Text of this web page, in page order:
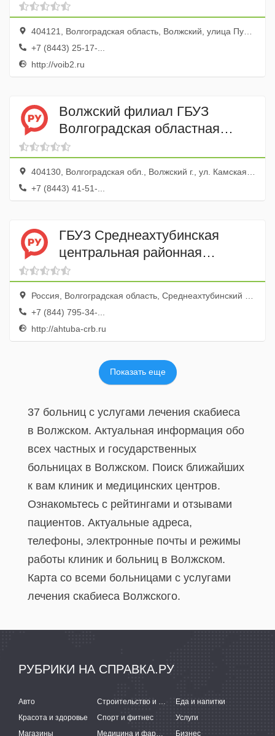
404121, Волгоградская область, Волжский, улица Пушкина, 32
+7 (8443) 25-17-...
http://voib2.ru
Волжский филиал ГБУЗ
Волгоградская областная
клиническая психиатрическая
больница № 2 Диспансерно-
психиатрическое отделение
404130, Волгоградская обл., Волжский г., ул. Камская, 1
+7 (8443) 41-51-...
ГБУЗ Среднеахтубинская
центральная районная
больница
Россия, Волгоградская область, Среднеахтубинский район, рабочий поселок Средняя Ахтуба, Больничный переулок, 2
+7 (844) 795-34-...
http://ahtuba-crb.ru
Показать еще
37 больниц с услугами лечения скабиеса
в Волжском. Актуальная информация обо
всех частных и государственных
больницах в Волжском. Поиск ближайших
к вам клиник и медицинских центров.
Ознакомьтесь с рейтингами и отзывами
пациентов. Актуальные адреса,
телефоны, электронные почты и режимы
работы клиник и больниц в Волжском.
Карта со всеми больницами с услугами
лечения скабиеса Волжского.
РУБРИКИ НА СПРАВКА.РУ
Авто Строительство и ремонт
Еда и напитки
Красота и здоровье
Спорт и фитнес
Услуги
Магазины
Медицина и фармацевтика Бизнес